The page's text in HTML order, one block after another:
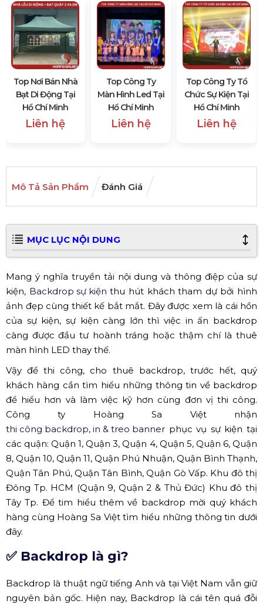
Top Nơi Bán Nhà
Bạt Di Động Tại
Hồ Chí Minh
Liên hệ
Top Công Ty
Màn Hình Led Tại
Hồ Chí Minh
Liên hệ
Top Công Ty Tổ
Chức Sự Kiện Tại
Hồ Chí Minh
Liên hệ
Mô Tả Sản Phẩm Đánh Giá
MỤC LỤC NỘI DUNG
Mang ý nghĩa truyền tải nội dung và thông điệp của sự
kiện, Backdrop sự kiện thu hút khách tham dự bởi hình
ảnh đẹp cùng thiết kế bắt mắt. Đây được xem là cái hồn
của sự kiện, sự kiện càng lớn thì việc in ấn backdrop
càng được đầu tư hoành tráng hoặc thậm chí là thuê
màn hình LED thay thế.
Vậy để thi công, cho thuê backdrop, trước hết, quý
khách hàng cần tìm hiểu những thông tin về backdrop
để hiểu hơn và làm việc kỹ hơn cùng đơn vị thi công.
Công ty Hoàng Sa Việt nhận
thi công backdrop, in & treo banner phục vụ sự kiện tại
các quận: Quận 1, Quận 3, Quận 4, Quận 5, Quận 6, Quận
8, Quận 10, Quận 11, Quận Phú Nhuận, Quận Bình Thạnh,
Quận Tân Phú, Quận Tân Bình, Quận Gò Vấp. Khu đô thị
Đông Tp. HCM (Quận 9, Quận 2 & Thủ Đức) Khu đô thị
Tây Tp. Để tim hiểu thêm về backdrop mời quý khách
hàng cùng Hoàng Sa Việt tìm hiểu những thông tin dưới
đây.
✅ Backdrop là gì?
Backdrop là thuật ngữ tiếng Anh và tại Việt Nam vẫn giữ
nguyên bản gốc. Hiện nay, Backdrop là cái tên quá đỗi